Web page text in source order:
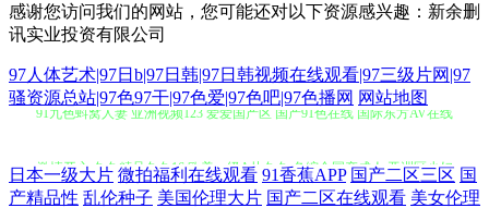
感谢您访问我们的网站，您可能还对以下资源感兴趣：新余删
讯实业投资有限公司
97人体艺术|97日b|97日韩|97日韩视频在线观看|97三级片网|97
骚资源总站|97色97干|97色爱|97色吧|97色播网 网站地图
91九色蚪窝人妻 亚洲视频123 爱爱国产区 国产91色在线 国际东方AV在线
婷婷 91视频福利导航 av最新播放地址 精品性生活九九 欧美视频五区 色色
日本一级大片 微拍福利在线观看 91香蕉APP 国产二区三区 国
产精品性 乱伦种子 美国伦理大片 国产二区在线观看 美女伦理